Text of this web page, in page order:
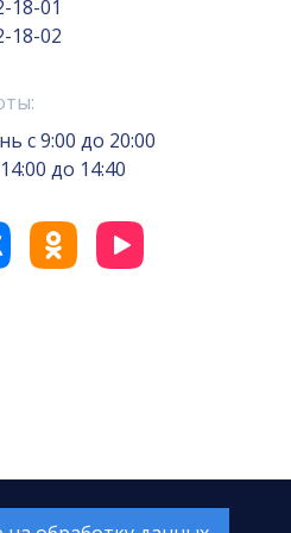
18-01
18-02
с 9:00 до 20:00
до 14:40
—А1 Интернет-Эксперт